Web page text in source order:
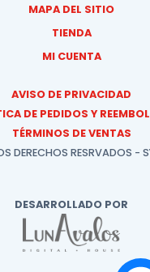
MAPA DEL SITIO
TIENDA
MI CUENTA
AVISO DE PRIVACIDAD
DE PEDIDOS Y
TÉRMINOS DE VENTAS
DERECHOS RESRVADOS -
DESARROLLADO POR